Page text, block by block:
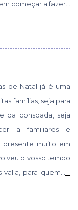
começar a fazer...
de Natal já é uma
famílias, seja para
da consoada, seja
a familiares e
presente muito em
o vosso tempo
para quem... -